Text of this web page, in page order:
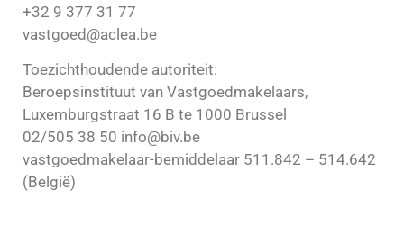
+32 9 377 31 77
vastgoed@aclea.be
Toezichthoudende autoriteit:
Beroepsinstituut van Vastgoedmakelaars,
Luxemburgstraat 16 B te 1000 Brussel
02/505 38 50 info@biv.be
vastgoedmakelaar-bemiddelaar 511.842 – 514.642
(België)